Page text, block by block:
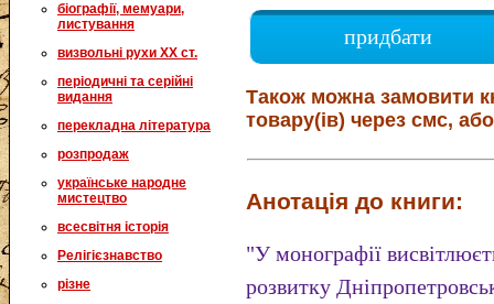
біографії, мемуари,
листування
визвольні рухи XX ст.
періодичні та серійні
видання
перекладна література
розпродаж
українське народне
мистецтво
всесвітня історія
Релігієзнавство
різне
придбати
Також можна замовити
товару(ів) через смс,
Анотація до книги:
"У монографії
розвитку